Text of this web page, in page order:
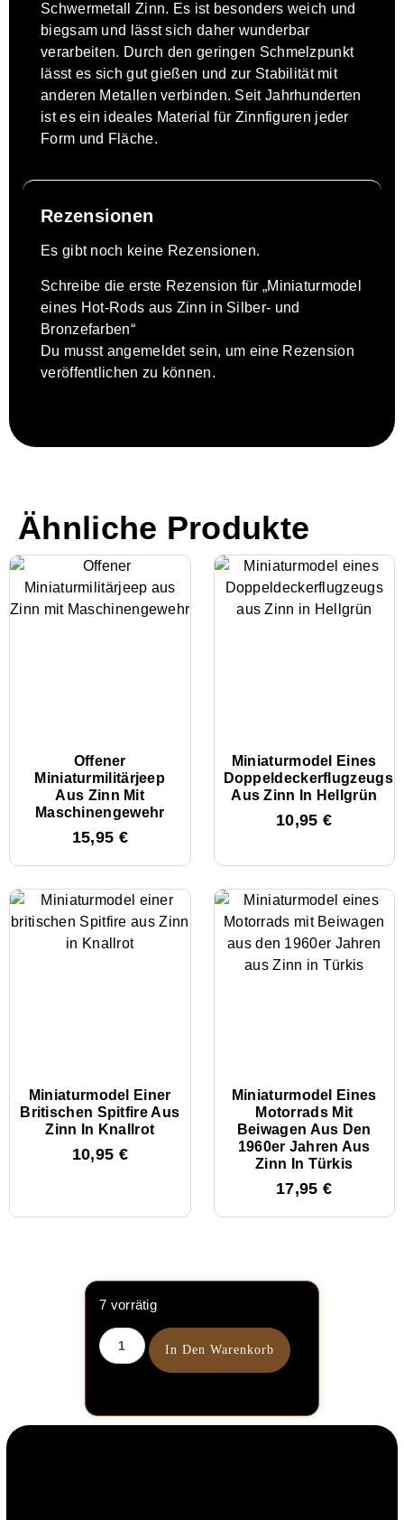
Schwermetall Zinn. Es ist besonders weich und
biegsam und lässt sich daher wunderbar
verarbeiten. Durch den geringen Schmelzpunkt
lässt es sich gut gießen und zur Stabilität mit
anderen Metallen verbinden. Seit Jahrhunderten
ist es ein ideales Material für Zinnfiguren jeder
Form und Fläche.
Rezensionen
Es gibt noch keine Rezensionen.
Schreibe die erste Rezension für „Miniaturmodel
eines Hot-Rods aus Zinn in Silber- und
Bronzefarben“
Du musst angemeldetsein, um eine Rezension
veröffentlichen zu können.
Ähnliche Produkte
Offener
Miniaturmilitärjeep
Aus Zinn Mit
Maschinengewehr
15,95 €
Miniaturmodel Eines
Doppeldeckerflugzeugs
Aus Zinn In Hellgrün
10,95 €
Miniaturmodel Einer
Britischen Spitfire Aus
Zinn In Knallrot
10,95 €
Miniaturmodel Eines
Motorrads Mit
Beiwagen Aus Den
1960er Jahren Aus
Zinn In Türkis
17,95 €
7 vorrätig
In Den Warenkorb